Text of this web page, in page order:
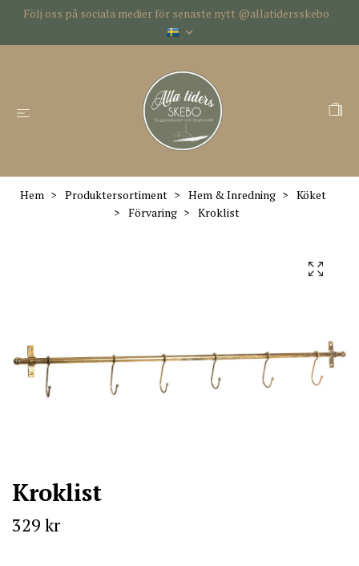
Följ oss på sociala medier för senaste nytt @allatidersskebo
Hem Produktersortiment Hem & Inredning
Köket
Förvaring
Kroklist
Kroklist
329 kr